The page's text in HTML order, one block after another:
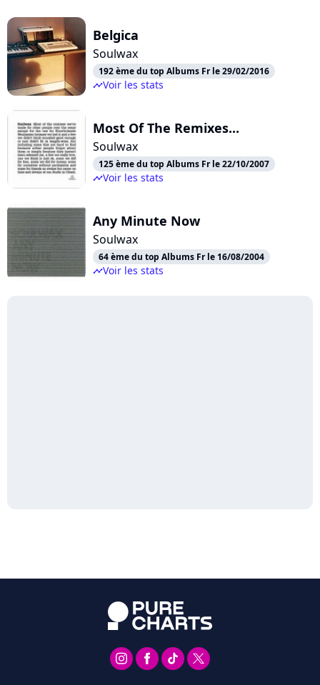
Belgica
Soulwax
192 ème du top Albums Fr le 29/02/2016
timelineVoir les stats
Most Of The Remixes...
Soulwax
125 ème du top Albums Fr le 22/10/2007
timelineVoir les stats
Any Minute Now
Soulwax
64 ème du top Albums Fr le 16/08/2004
timelineVoir les stats